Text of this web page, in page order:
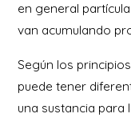
en general
van acumulando
Según los
puede tener
una sustancia para